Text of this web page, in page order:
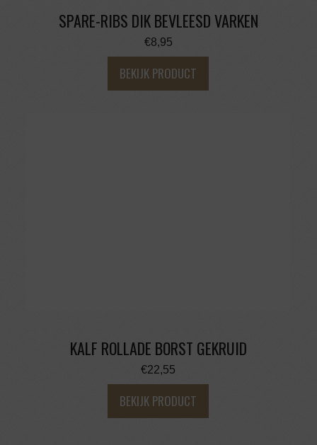
SPARE-RIBS DIK BEVLEESD VARKEN
€8,95
BEKIJK PRODUCT
KALF ROLLADE BORST GEKRUID
€22,55
BEKIJK PRODUCT